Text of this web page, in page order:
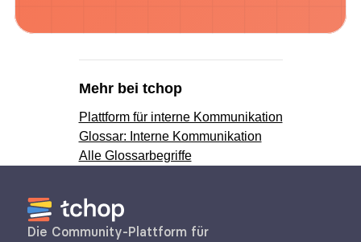
Mehr bei tchop
Plattform für interne Kommunikation
Glossar: Interne Kommunikation
Alle Glossarbegriffe
Die Community-Plattform für